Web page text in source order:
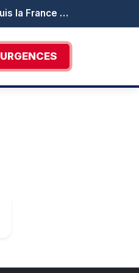
Le numéro vert Canicule info service est activé au 0 800 06 66 66. Il est joignable de 8h à 19h (appel gratuit depuis la France métropolitaine).
URGENCES